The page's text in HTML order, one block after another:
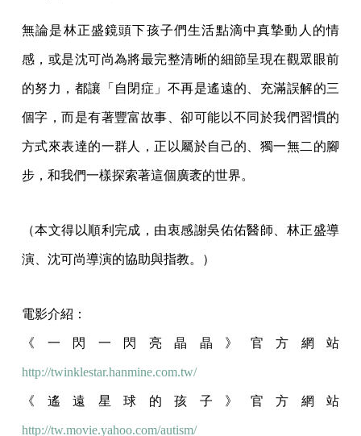
無論是林正盛鏡頭下孩子們生活點滴中真摯動人的情
感，或是沈可尚為將最完整清晰的細節呈現在觀眾眼前
的努力，都讓「自閉症」不再是遙遠的、充滿誤解的三
個字，而是有著豐富故事、卻可能以不同於我們習慣的
方式來表達的一群人，正以屬於自己的、獨一無二的腳
步，和我們一樣探索著這個廣袤的世界。
（本文得以順利完成，由衷感謝吳佑佑醫師、林正盛導
演、沈可尚導演的協助與指教。）
電影介紹：
《一閃一閃亮晶晶》官方網站
http://twinklestar.hanmine.com.tw/
《遙遠星球的孩子》官方網站
http://tw.movie.yahoo.com/autism/